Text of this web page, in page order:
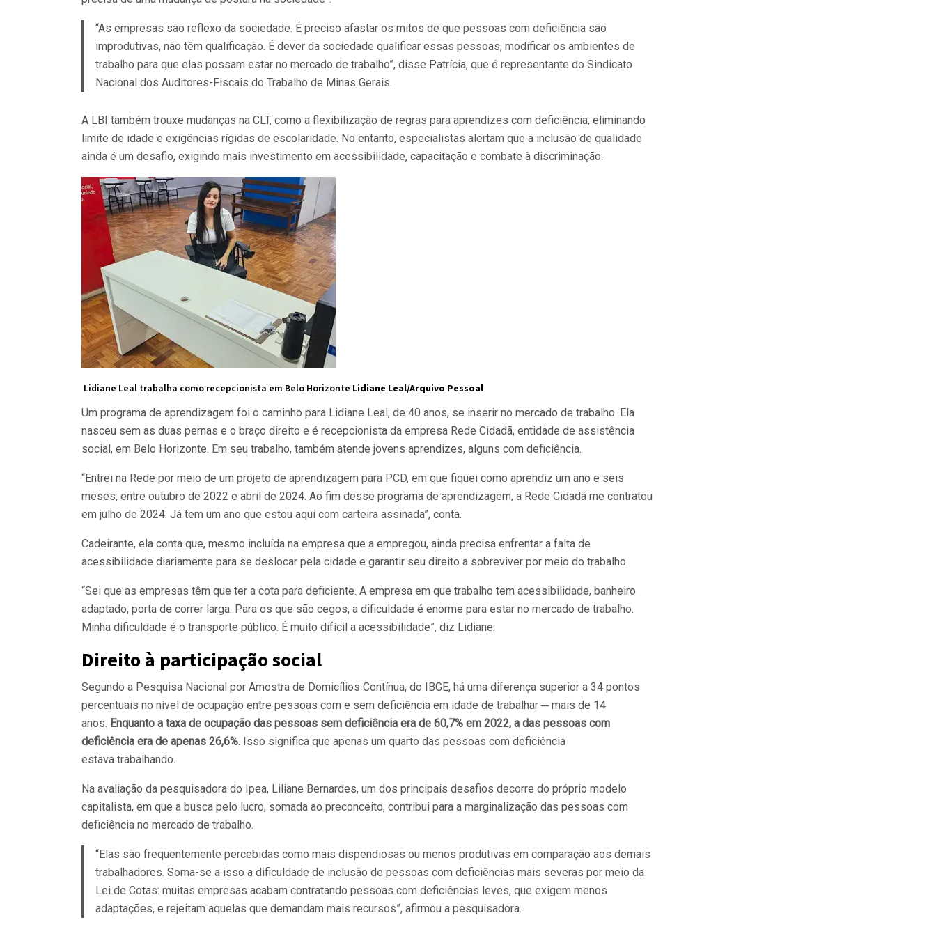
“As empresas são reflexo da sociedade. É preciso afastar os mitos de que pessoas com deficiência são
improdutivas, não têm qualificação. É dever da sociedade qualificar essas pessoas, modificar os ambientes de
trabalho para que elas possam estar no mercado de trabalho”, disse Patrícia, que é representante do Sindicato
Nacional dos Auditores-Fiscais do Trabalho de Minas Gerais.
A LBI também trouxe mudanças na CLT, como a flexibilização de regras para aprendizes com deficiência, eliminando
limite de idade e exigências rígidas de escolaridade. No entanto, especialistas alertam que a inclusão de qualidade
ainda é um desafio, exigindo mais investimento em acessibilidade, capacitação e combate à discriminação.
Lidiane Leal trabalha como recepcionista em Belo Horizonte Lidiane Leal/Arquivo Pessoal
Um programa de aprendizagem foi o caminho para Lidiane Leal, de 40 anos, se inserir no mercado de trabalho. Ela
nasceu sem as duas pernas e o braço direito e é recepcionista da empresa Rede Cidadã, entidade de assistência
social, em Belo Horizonte. Em seu trabalho, também atende jovens aprendizes, alguns com deficiência.
“Entrei na Rede por meio de um projeto de aprendizagem para PCD, em que fiquei como aprendiz um ano e seis
meses, entre outubro de 2022 e abril de 2024. Ao fim desse programa de aprendizagem, a Rede Cidadã me contratou
em julho de 2024. Já tem um ano que estou aqui com carteira assinada”, conta.
Cadeirante, ela conta que, mesmo incluída na empresa que a empregou, ainda precisa enfrentar a falta de
acessibilidade diariamente para se deslocar pela cidade e garantir seu direito a sobreviver por meio do trabalho.
“Sei que as empresas têm que ter a cota para deficiente. A empresa em que trabalho tem acessibilidade, banheiro
adaptado, porta de correr larga. Para os que são cegos, a dificuldade é enorme para estar no mercado de trabalho.
Minha dificuldade é o transporte público. É muito difícil a acessibilidade”, diz Lidiane.
Direito à participação social
Segundo a Pesquisa Nacional por Amostra de Domicílios Contínua, do IBGE, há uma diferença superior a 34 pontos
percentuais no nível de ocupação entre pessoas com e sem deficiência em idade de trabalhar ─ mais de 14
anos. Enquanto a taxa de ocupação das pessoas sem deficiência era de 60,7% em 2022, a das pessoas com
deficiência era de apenas 26,6%. Isso significa que apenas um quarto das pessoas com deficiência
estava trabalhando.
Na avaliação da pesquisadora do Ipea, Liliane Bernardes, um dos principais desafios decorre do próprio modelo
capitalista, em que a busca pelo lucro, somada ao preconceito, contribui para a marginalização das pessoas com
deficiência no mercado de trabalho.
“Elas são frequentemente percebidas como mais dispendiosas ou menos produtivas em comparação aos demais
trabalhadores. Soma-se a isso a dificuldade de inclusão de pessoas com deficiências mais severas por meio da
Lei de Cotas: muitas empresas acabam contratando pessoas com deficiências leves, que exigem menos
adaptações, e rejeitam aquelas que demandam mais recursos”, afirmou a pesquisadora.